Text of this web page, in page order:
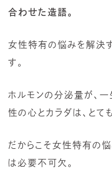
合わせた造語。
女性特有の悩みを解決
す。
ホルモンの分泌量が、一
性の心とカラダは、とて
だからこそ女性特有の
は必要不可欠。